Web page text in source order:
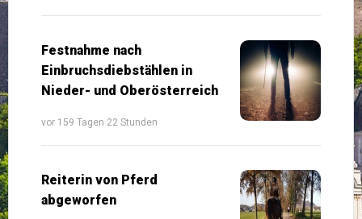
Festnahme nach
Einbruchsdiebstählen in
Nieder- und Oberösterreich
vor 159 Tagen 22 Stunden
Reiterin von Pferd
abgeworfen